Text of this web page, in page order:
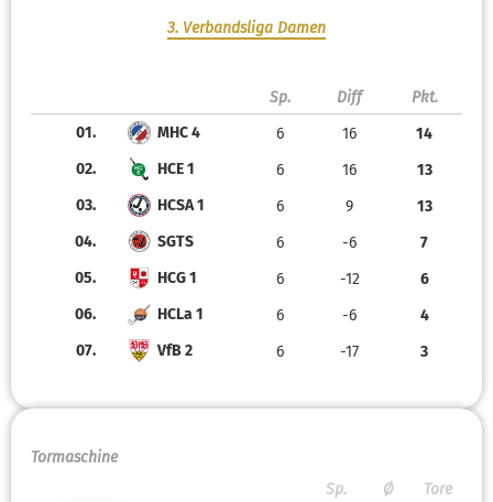
3. Verbandsliga Damen
Sp. Diff
Pkt.
01.
MHC 4 6 16
14
02.
HCE 1 6 16
13
03.
HCSA 1 6 9
13
04.
SGTS 6 -6
7
05.
HCG 1 6 -12
6
06.
HCLa 1 6 -6
4
07.
VfB 2 6 -17 3
Tormaschine
Sp.
Ø
Tore